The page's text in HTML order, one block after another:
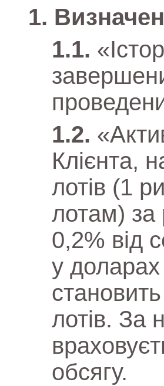
Клієнта,
лотів (1
лотам) за
0,2% від
у
лотів. За
обсягу.